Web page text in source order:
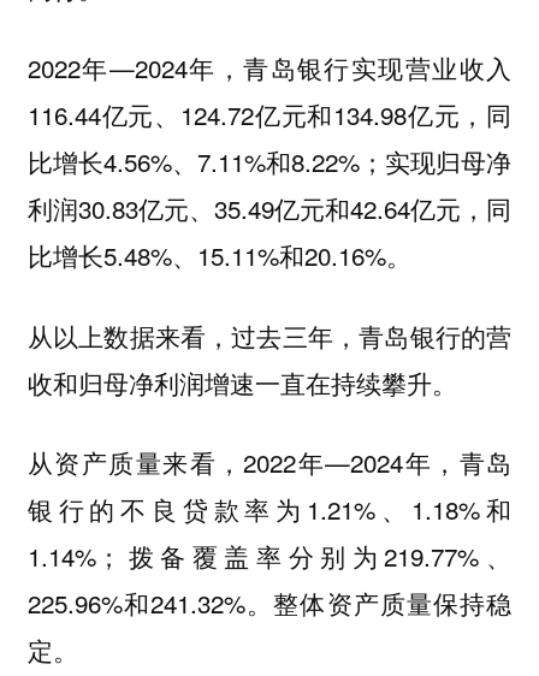
2022年—2024年，青岛银行实现营业收入
116.44亿元、124.72亿元和134.98亿元，同
比增长4.56%、7.11%和8.22%；实现归母净
利润30.83亿元、35.49亿元和42.64亿元，同
比增长5.48%、15.11%和20.16%。
从以上数据来看，过去三年，青岛银行的营
收和归母净利润增速一直在持续攀升。
从资产质量来看，2022年—2024年，青岛
银行的不良贷款率为1.21%、1.18%和
1.14%；拨备覆盖率分别为219.77%、
225.96%和241.32%。整体资产质量保持稳
定。